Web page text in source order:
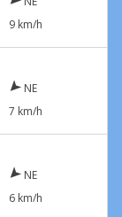
9 km/h
NE
7 km/h
NE
6 km/h